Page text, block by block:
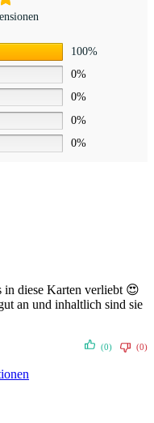
100%
0%
0%
0%
0%
in diese Karten verliebt 😍
an und inhaltlich sind sie
(0) (0)